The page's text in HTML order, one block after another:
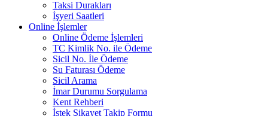
Taksi Durakları
İşyeri Saatleri
Online İşlemler
Online Ödeme İşlemleri
TC Kimlik No. ile Ödeme
Sicil No. İle Ödeme
Su Faturası Ödeme
Sicil Arama
İmar Durumu Sorgulama
Kent Rehberi
İstek Şikayet Takip Formu